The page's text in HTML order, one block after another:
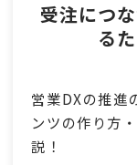
受注につ
る
営業DXの推進
ンツの作り方
説！